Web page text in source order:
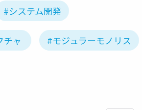
#システム開発
チャ #モジュラーモノリス